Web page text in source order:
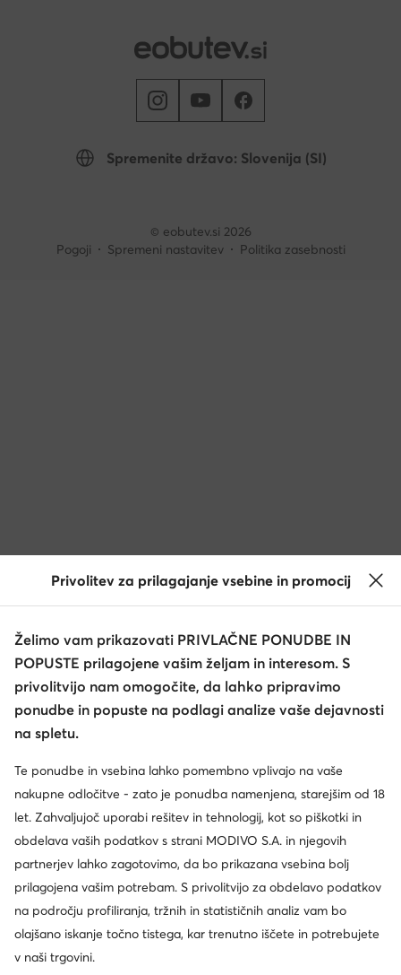
Spremenite državo: Slovenija (SI)
© eobutev.si 2026
Pogoji
Spremeni nastavitev Politika zasebnosti
Privolitev za prilagajanje vsebine in promocij
Želimo vam prikazovati PRIVLAČNE PONUDBE IN
POPUSTE prilagojene vašim željam in interesom. S
privolitvijo nam omogočite, da lahko pripravimo
ponudbe in popuste na podlagi analize vaše dejavnosti
na spletu.
Te ponudbe in vsebina lahko pomembno vplivajo na vaše
nakupne odločitve - zato je ponudba namenjena, starejšim od 18
let. Zahvaljujoč uporabi rešitev in tehnologij, kot so piškotki in
obdelava vaših podatkov s strani MODIVO S.A. in njegovih
partnerjev lahko zagotovimo, da bo prikazana vsebina bolj
prilagojena vašim potrebam. S privolitvijo za obdelavo podatkov
na področju profiliranja, tržnih in statističnih analiz vam bo
olajšano iskanje točno tistega, kar trenutno iščete in potrebujete
v naši trgovini.